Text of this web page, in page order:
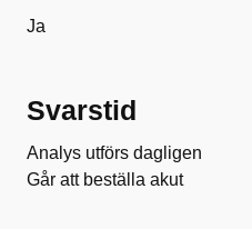
Ja
Svarstid
Analys utförs dagligen
Går att beställa akut